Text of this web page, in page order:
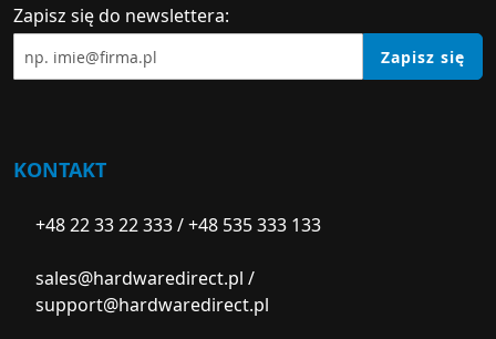
Zapisz się do newslettera:
Zapisz się
KONTAKT
+48 22 33 22 333/+48 535 333 133
sales@hardwaredirect.pl /
support@hardwaredirect.pl